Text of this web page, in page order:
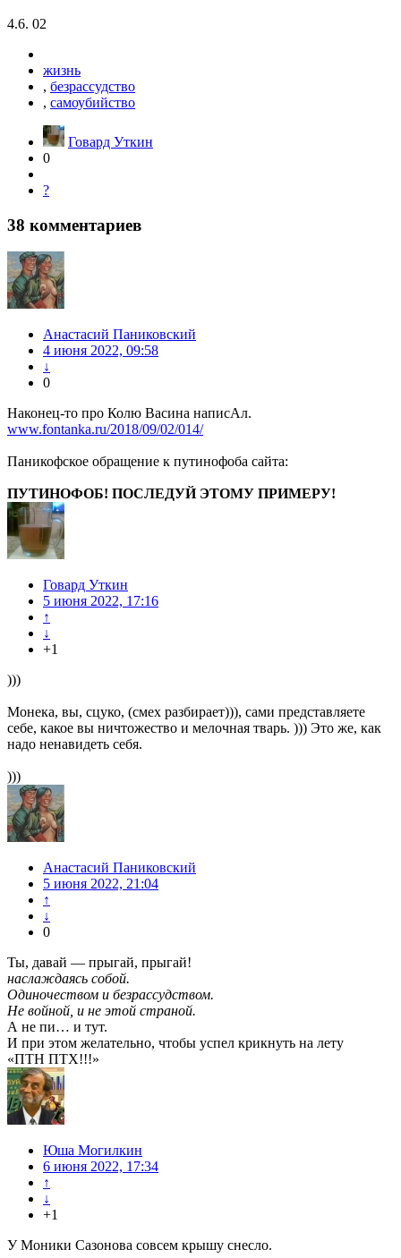
4.6. 02
жизнь
, безрассудство
, самоубийство
Говард Уткин
0
?
38 комментариев
Анастасий Паниковский
4 июня 2022, 09:58
↓
0
Наконец-то про Колю Васина написАл.
www.fontanka.ru/2018/09/02/014/
Паникофское обращение к путинофоба сайта:
ПУТИНОФОБ! ПОСЛЕДУЙ ЭТОМУ ПРИМЕРУ!
Говард Уткин
5 июня 2022, 17:16
↑
↓
+1
)))
Монека, вы, сцуко, (смех разбирает))), сами представляете
себе, какое вы ничтожество и мелочная тварь. ))) Это же, как
надо ненавидеть себя.
)))
Анастасий Паниковский
5 июня 2022, 21:04
↑
↓
0
Ты, давай — прыгай, прыгай!
наслаждаясь собой.
Одиночеством и безрассудством.
Не войной, и не этой страной.
А не пи… и тут.
И при этом желательно, чтобы успел крикнуть на лету
«ПТН ПТХ!!!»
Юша Могилкин
6 июня 2022, 17:34
↑
↓
+1
У Моники Сазонова совсем крышу снесло.